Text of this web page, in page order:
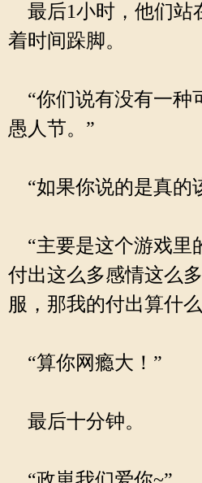
最后1小时，他们站
着时间跺脚。
“你们说有没有一种
愚人节。”
“如果你说的是真的
“主要是这个游戏里
付出这么多感情这么
服，那我的付出算什
“算你网瘾大！”
最后十分钟。